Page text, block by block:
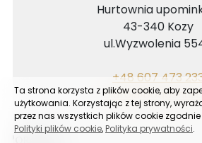
Hurtownia
43-340 Kozy
ul.Wyzwolenia
+48 607 473
Poradnik
Ta strona korzysta z plików cookie, aby
użytkowania. Korzystając z tej strony,
przez nas wszystkich plików cookie
Polityki plików cookie, Polityka prywatności.